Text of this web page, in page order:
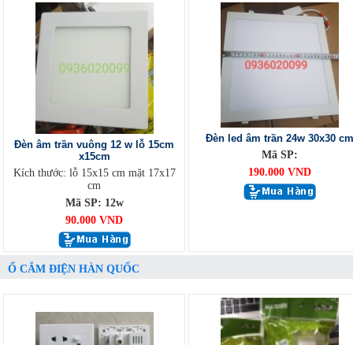
Đèn âm trần vuông 12 w lỗ 15cm
x15cm
Kích thước: lỗ 15x15 cm mặt 17x17
cm
Mã SP: 12w
90.000 VND
Đèn led âm trần 24w 30x30 cm
Mã SP:
190.000 VND
Ổ CẮM ĐIỆN HÀN QUỐC